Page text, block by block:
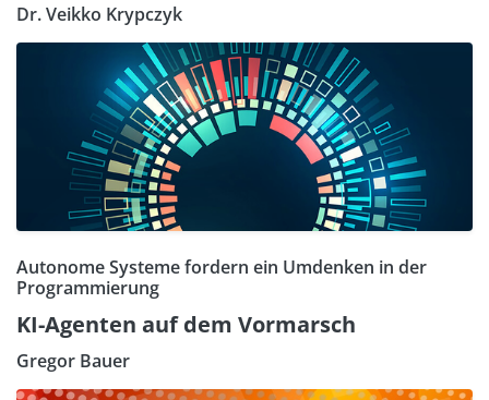
Dr. Veikko Krypczyk
Autonome Systeme fordern ein Umdenken in der
Programmierung
KI-Agenten auf dem Vormarsch
Gregor Bauer